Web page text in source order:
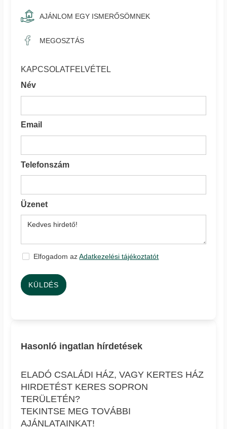
AJÁNLOM EGY ISMERŐSÖMNEK
MEGOSZTÁS
KAPCSOLATFELVÉTEL
Név
Email
Telefonszám
Üzenet
Elfogadom azAdatkezelési tájékoztatót
KÜLDÉS
Hasonló ingatlan hírdetések
ELADÓ CSALÁDI HÁZ, VAGY KERTES HÁZ
HIRDETÉST KERES SOPRON
TERÜLETÉN?
TEKINTSE MEG TOVÁBBI
AJÁNLATAINKAT!